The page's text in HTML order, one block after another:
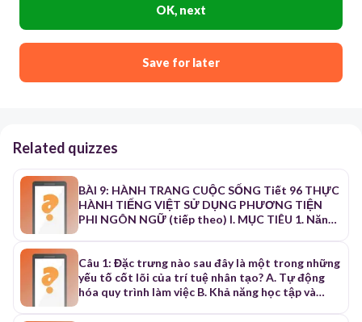
OK, next
Save for later
Related quizzes
BÀI 9: HÀNH TRANG CUỘC SỐNG Tiết 96 THỰC
HÀNH TIẾNG VIỆT SỬ DỤNG PHƯƠNG TIỆN
PHI NGÔN NGỮ (tiếp theo) I. MỤC TIÊU 1. Năng
văn bản - Năng lực trình bày suy nghĩ - Năng lực
tự học, tạo lập văn bản. - Ứng dụng CNTT linh
hoạt qua các phần mềm hỗ trợ b. Năng lực đặc
Câu 1: Đặc trưng nào sau đây là một trong những
yếu tố cốt lõi của trí tuệ nhân tạo? A. Tự động
hóa quy trình làm việc B. Khả năng học tập và